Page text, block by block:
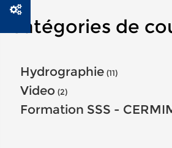
Catégories de
Hydrographie (11)
Video (2)
Formation SSS -